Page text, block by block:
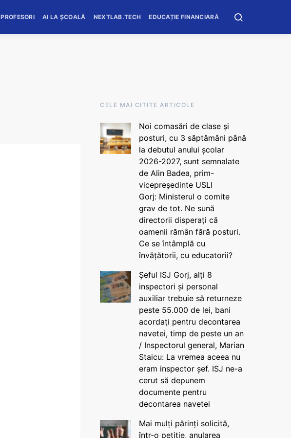
PROFESORI AI LA ȘCOALĂ NEXTLAB.TECH EDUCAȚIE FINANCIARĂ
CELE MAI CITITE ARTICOLE
Noi comasări de clase și
posturi, cu 3 săptămâni până
la debutul anului școlar
2026-2027, sunt semnalate
de Alin Badea, prim-
vicepreședinte USLI
Gorj: Ministerul o comite
grav de tot. Ne sună
directorii disperați că
oamenii rămân fără posturi.
Ce se întâmplă cu
învățătorii, cu educatorii?
Șeful ISJ Gorj, alți 8
inspectori și personal
auxiliar trebuie să returneze
peste 55.000 de lei, bani
acordați pentru decontarea
navetei, timp de peste un an
/ Inspectorul general, Marian
Staicu: La vremea aceea nu
eram inspector șef. ISJ ne-a
cerut să depunem
documente pentru
decontarea navetei
Mai mulți părinți solicită,
într-o petiție, anularea